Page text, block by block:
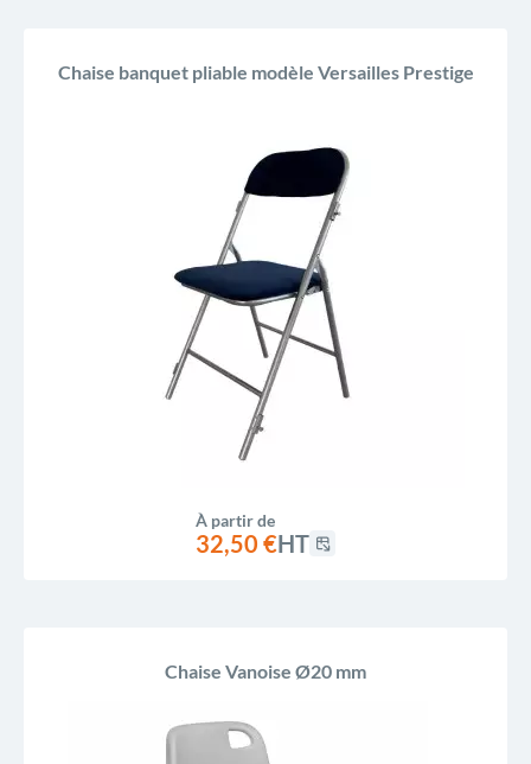
Chaise banquet pliable modèle Versailles Prestige
À partir de
32,50 €HT
Chaise Vanoise Ø20 mm